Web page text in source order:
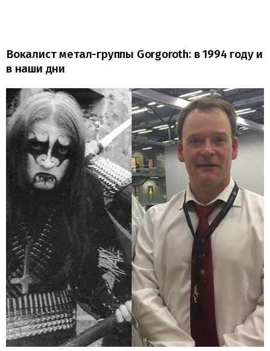
Вокалист метал-группы Gorgoroth: в 1994 году и
в наши дни